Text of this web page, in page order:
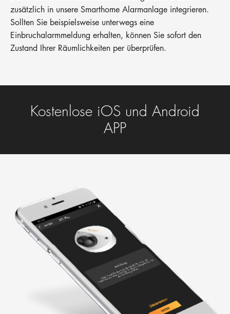
zusätzlich in unsere Smarthome Alarmanlage integrieren.
Sollten Sie beispielsweise unterwegs eine
Einbruchalarmmeldung erhalten, können Sie sofort den
Zustand Ihrer Räumlichkeiten per überprüfen.
Kostenlose iOS und Android
APP